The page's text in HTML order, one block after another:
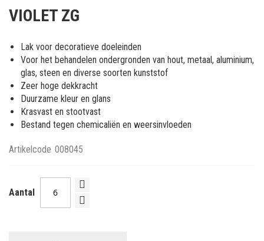
van
afbeeldingen-
gallerij
VIOLET ZG
Lak voor decoratieve doeleinden
Voor het behandelen ondergronden van hout, metaal, aluminium,
glas, steen en diverse soorten kunststof
Zeer hoge dekkracht
Duurzame kleur en glans
Krasvast en stootvast
Bestand tegen chemicaliën en weersinvloeden
Artikelcode 008045
Aantal